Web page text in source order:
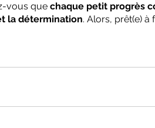
vous que chaque petit progrès
la détermination. Alors, prêt(e)